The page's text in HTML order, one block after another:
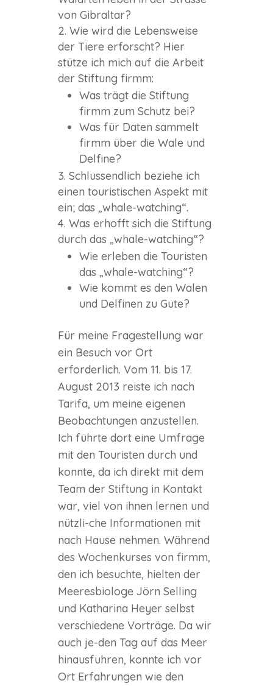
von Gibraltar?
Wie wird die Lebensweise
der Tiere erforscht? Hier
stütze ich mich auf die Arbeit
der Stiftung firmm:
Was trägt die Stiftung
firmm zum Schutz bei?
Was für Daten sammelt
firmm über die Wale und
Delfine?
Schlussendlich beziehe ich
einen touristischen Aspekt mit
ein; das „whale-watching“.
Was erhofft sich die Stiftung
durch das „whale-watching“?
Wie erleben die Touristen
das „whale-watching“?
Wie kommt es den Walen
und Delfinen zu Gute?
Für meine Fragestellung war
ein Besuch vor Ort
erforderlich. Vom 11. bis 17.
August 2013 reiste ich nach
Tarifa, um meine eigenen
Beobachtungen anzustellen.
Ich führte dort eine Umfrage
mit den Touristen durch und
konnte, da ich direkt mit dem
Team der Stiftung in Kontakt
war, viel von ihnen lernen und
nützli-che Informationen mit
nach Hause nehmen. Während
des Wochenkurses von firmm,
den ich besuchte, hielten der
Meeresbiologe Jörn Selling
und Katharina Heyer selbst
verschiedene Vorträge. Da wir
auch je-den Tag auf das Meer
hinausfuhren, konnte ich vor
Ort Erfahrungen wie den